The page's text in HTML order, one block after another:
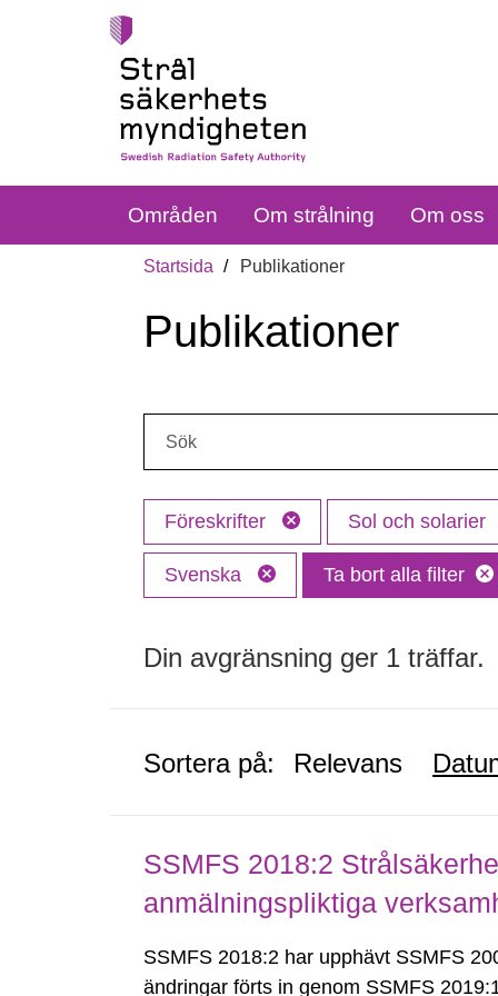
Områden Om strålning Om oss
Startsida Publikationer
Publikationer
Föreskrifter Sol och solarier
Svenska Ta bort alla filter
Din avgränsning ger 1 träffar.
Sortera på: Relevans
SSMFS 2018:2
anmälningspliktiga
SSMFS 2018:2 har upphävt SSMFS
ändringar förts in genom SSMFS